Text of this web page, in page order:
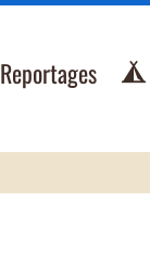
Reportages